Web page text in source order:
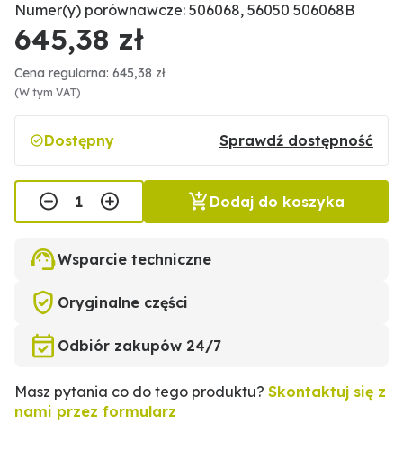
Numer(y) porównawcze: 506068, 56050 506068B
645,38 zł
Cena regularna: 645,38 zł
(W tym VAT)
Dostępny Sprawdź dostępność
Dodaj do koszyka
Wsparcie techniczne
Oryginalne części
Odbiór zakupów 24/7
Masz pytania co do tego produktu? Skontaktuj się z
nami przez formularz